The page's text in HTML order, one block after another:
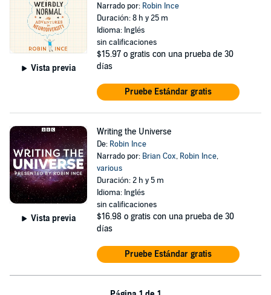
Vista previa
Narrado por: Robin Ince
Duración: 8 h y 25 m
Idioma: Inglés
sin calificaciones
$15.97 o gratis con una prueba de 30
días
Pruebe Estándar gratis
Vista previa
Writing the Universe
De: Robin Ince
Narrado por: Brian Cox, Robin Ince,
various
Duración: 2 h y 5 m
Idioma: Inglés
sin calificaciones
$16.98 o gratis con una prueba de 30
días
Pruebe Estándar gratis